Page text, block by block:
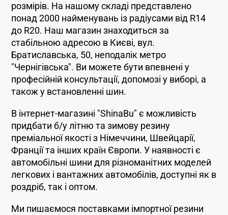
розмірів. На нашому складі представлено
понад 2000 найменувань із радіусами від R14
до R20. Наш магазин знаходиться за
стабільною адресою в Києві, вул.
Братиславська, 50, неподалік метро
"Чернігівська". Ви можете бути впевнені у
професійній консультації, допомозі у виборі, а
також у встановленні шин.
В інтернет-магазині "ShinaBu" є можливість
придбати б/у літню та зимову резину
преміальної якості з Німеччини, Швейцарії,
Франції та інших країн Європи. У наявності є
автомобільні шини для різноманітних моделей
легкових і вантажних автомобілів, доступні як в
роздріб, так і оптом.
Ми пишаємося поставками імпортної резини